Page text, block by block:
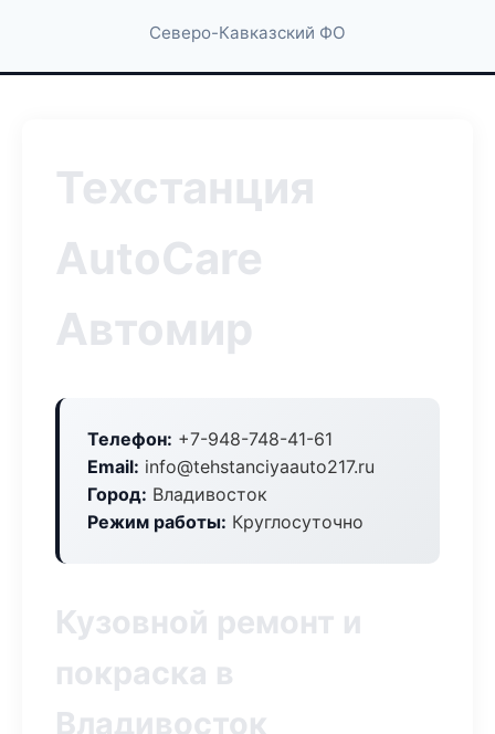
Северо-Кавказский ФО
Техстанция
AutoCare
Автомир
Телефон: +7-948-748-41-61
Email: info@tehstanciyaauto217.ru
Город: Владивосток
Режим работы: Круглосуточно
Кузовной ремонт и
покраска в
Владивосток